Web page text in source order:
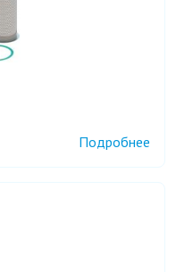
Подробнее